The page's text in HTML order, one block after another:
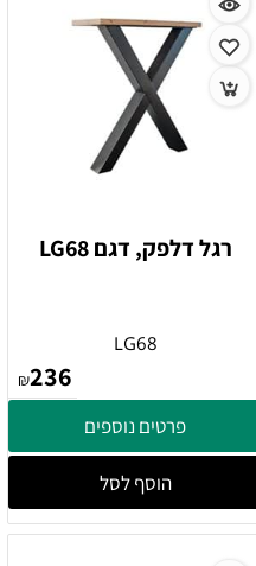
רגל דלפק, דגם LG68
LG68
₪236
פרטים נוספים
הוסף לסל